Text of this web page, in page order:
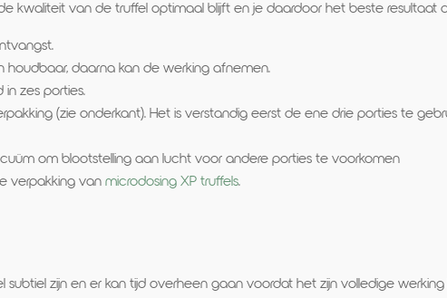
kwaliteit van de truffel optimaal blijft en je daardoor het beste resultaat
houdbaar, daarna kan de werking afnemen.
zes porties.
(zie onderkant). Het is verstandig eerst de ene drie porties te
om blootstelling aan lucht voor andere porties te voorkomen
verpakking van microdosing XP truffels.
subtiel zijn en er kan tijd overheen gaan voordat het zijn volledige